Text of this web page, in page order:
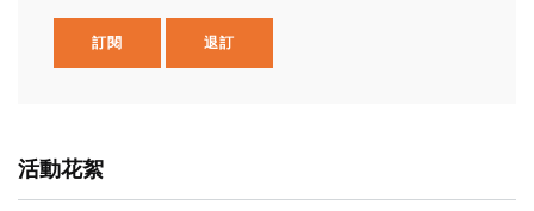
訂閱 退訂
活動花絮